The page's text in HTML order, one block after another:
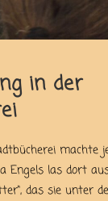
in der
machte
Engels las dort
das sie unter